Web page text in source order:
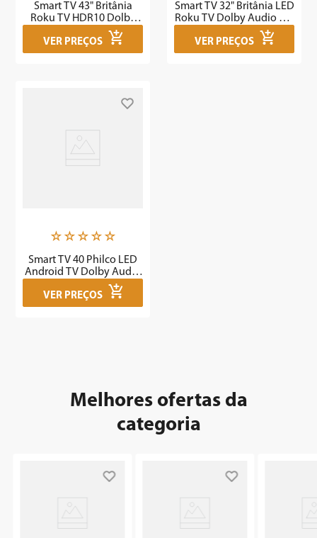
Smart TV 43" Britânia
Roku TV HDR10 Dolby
Audio B43CRA
VER PREÇOS
Smart TV 32" Britânia LED
Roku TV Dolby Audio HD
VER PREÇOS
☆ ☆ ☆ ☆ ☆
Smart TV 40 Philco LED
Android TV Dolby Audio
PTV40E30AGSF
VER PREÇOS
Melhores ofertas da
categoria